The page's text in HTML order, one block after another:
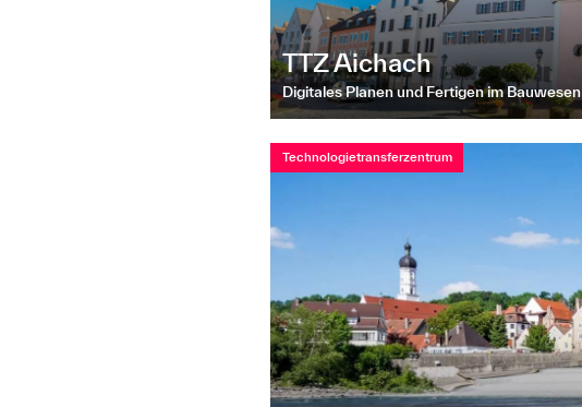
TTZ Aichach
Digitales Planen und Fertigen im Bauwesen
Technologietransferzentrum